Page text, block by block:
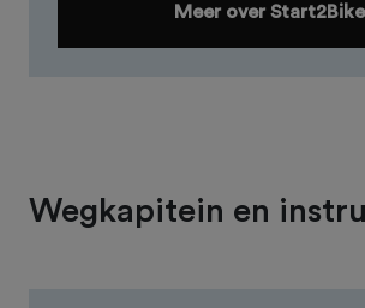
Meer over Start2Bike
Wegkapitein en